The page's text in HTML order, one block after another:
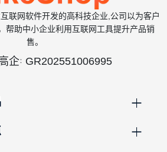
联网软件开发的高科技企业,公司以为客户
帮助中小企业利用互联网工具提升产品销
售。
企： GR202551006995